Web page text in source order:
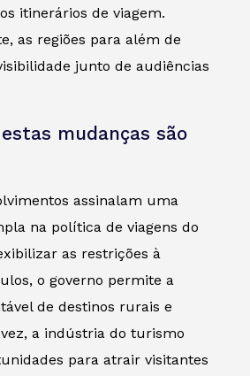
itinerários de viagem.
as regiões para além de
junto de audiências
mudanças são
assinalam uma
na política de viagens do
as restrições à
o governo permite a
de destinos rurais e
a indústria do turismo
para atrair visitantes